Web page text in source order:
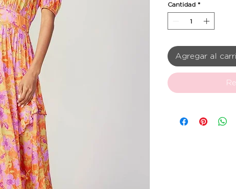
Cantidad *
Agregar al